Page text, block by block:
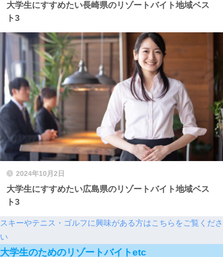
大学生にすすめたい長崎県のリゾートバイト地域ベス
ト3
2024年10月2日
大学生にすすめたい広島県のリゾートバイト地域ベス
ト3
スキーやテニス・ゴルフに興味がある方はこちらをご覧くださ
い
大学生のためのリゾートバイトetc